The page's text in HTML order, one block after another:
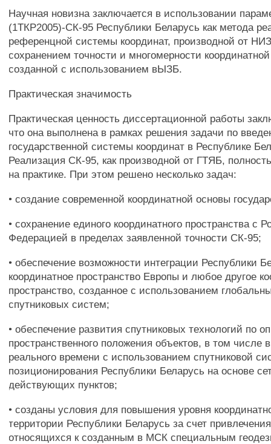
Научная новизна заключается в использовании
(1ТКР2005)-СК-95 Республики Беларусь как метода
референцной системы координат, производной от
сохранением точности и многомерности
созданной с использованием вЫЗБ.
Практическая значимость
Практическая ценность диссертационной работы
что она выполнена в рамках решения задачи по
государственной системы координат в Республике
Реализация СК-95, как производной от ГТЯБ,
на практике. При этом решено несколько задач:
• создание современной координатной основы
• сохранение единого координатного пространства с
Федерацией в пределах заявленной точности СК-95;
• обеспечение возможности интеграции Республики
координатное пространство Европы и любое другое
пространство, созданное с использованием
спутниковых систем;
• обеспечение развития спутниковых технологий по
пространственного положения объектов, в том числе
реального времени с использованием спутниковой
позиционирования Республики Беларусь на основе
действующих пунктов;
• созданы условия для повышения уровня
территории Республики Беларусь за счет
относящихся к созданным в МСК специальным